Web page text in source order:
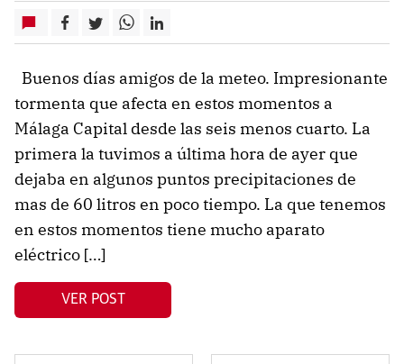
Buenos días amigos de la meteo. Impresionante
tormenta que afecta en estos momentos a
Málaga Capital desde las seis menos cuarto. La
primera la tuvimos a última hora de ayer que
dejaba en algunos puntos precipitaciones de
mas de 60 litros en poco tiempo. La que tenemos
en estos momentos tiene mucho aparato
eléctrico […]
VER POST